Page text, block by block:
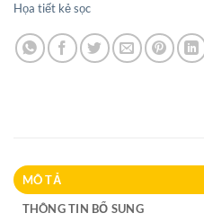
Họa tiết kẻ sọc
MÔ TẢ
THÔNG TIN BỔ SUNG